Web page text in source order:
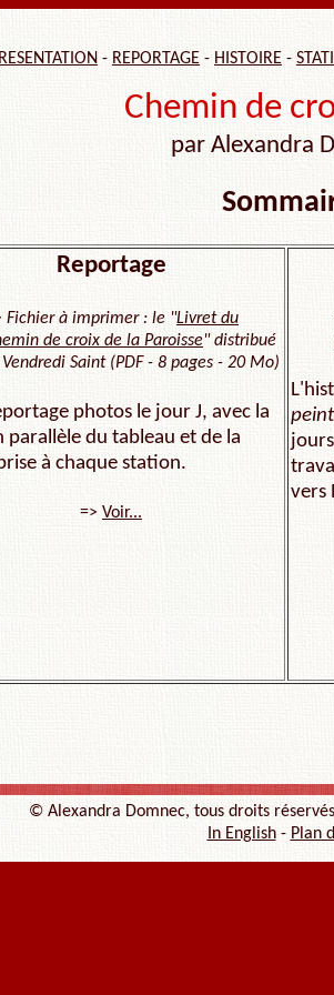
- REPORTAGE - HISTOIRE -
Chemin de
par Alexandra
Reportage
Fichier à imprimer : le "Livret du
de croix de la Paroisse" distribué
Saint (PDF - 8 pages - 20 Mo)
photos le jour J, avec la
parallèle du tableau et de la
à chaque station.
=> Voir...
vers
© Alexandra Domnec, tous droits
In English- Plan